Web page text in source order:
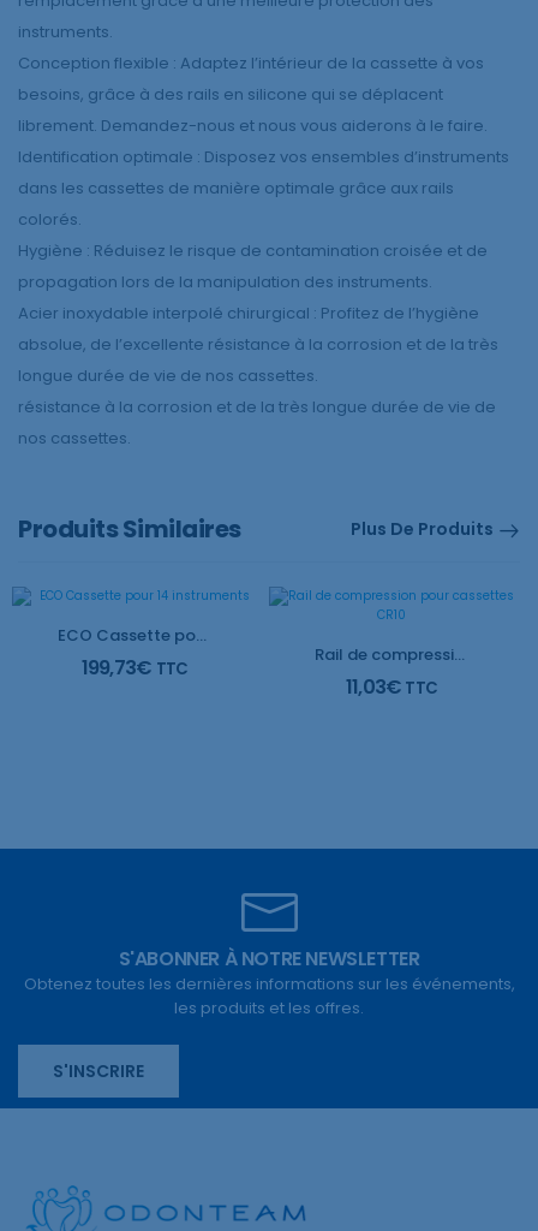
instruments.
Conception flexible : Adaptez l’intérieur de la cassette à vos
besoins, grâce à des rails en silicone qui se déplacent
librement. Demandez-nous et nous vous aiderons à le faire.
Identification optimale : Disposez vos ensembles d’instruments
dans les cassettes de manière optimale grâce aux rails
colorés.
Hygiène : Réduisez le risque de contamination croisée et de
propagation lors de la manipulation des instruments.
Acier inoxydable interpolé chirurgical : Profitez de l’hygiène
absolue, de l’excellente résistance à la corrosion et de la très
longue durée de vie de nos cassettes.
résistance à la corrosion et de la très longue durée de vie de
nos cassettes.
Produits Similaires Plus De Produits
ECO Cassette pour 14 instruments
199,73€ TTC
Rail de compression pour cassettes CR10
11,03€ TTC
S'ABONNER À NOTRE NEWSLETTER
Obtenez toutes les dernières informations sur les événements,
les produits et les offres.
S'INSCRIRE